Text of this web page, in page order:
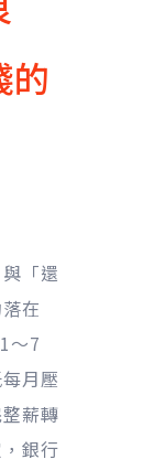
的
「還
在
～7
月壓
薪轉
銀行